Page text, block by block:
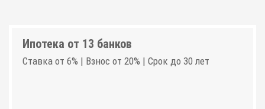
Ипотека от 13 банков
Ставка от 6% | Взнос от 20% | Срок до 30 лет